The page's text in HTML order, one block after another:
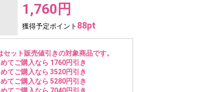
1,760円
獲得予定ポイント 88pt
セット販売値引きの対象商品です。
てご購入なら 1760円引き
てご購入なら 3520円引き
てご購入なら 5280円引き